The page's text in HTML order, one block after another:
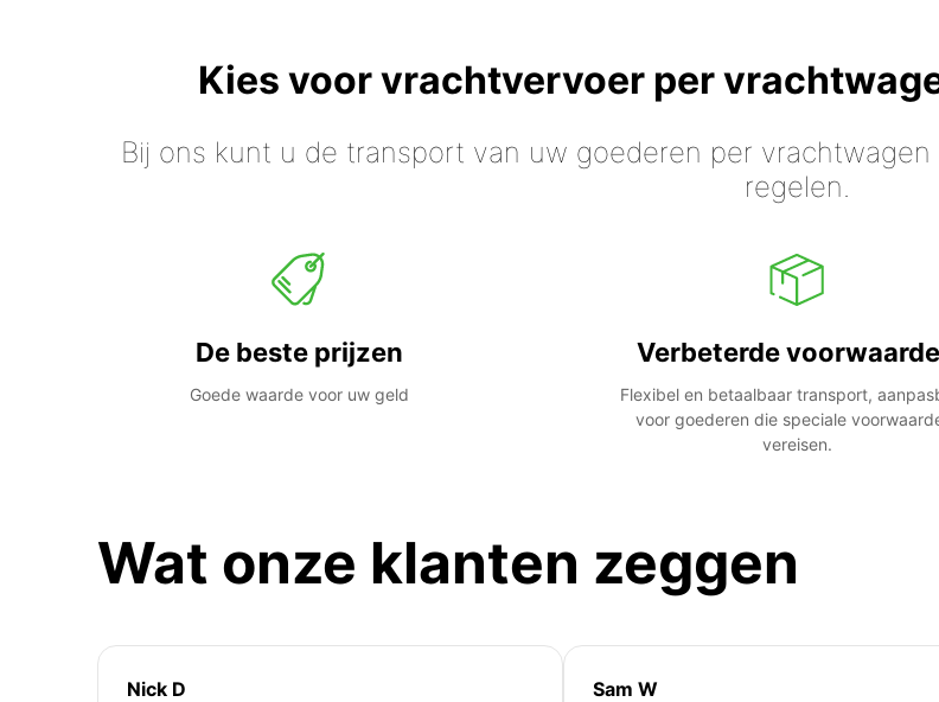
Kies voor vrachtvervoer per
Bij ons kunt u de transport van uw goederen per
regelen.
De beste prijzen
Goede waarde voor uw geld
Verbeterde
Flexibel en betaalbaar transport,
voor goederen die speciale
vereisen.
Wat onze klanten zeggen
Nick D Sam W